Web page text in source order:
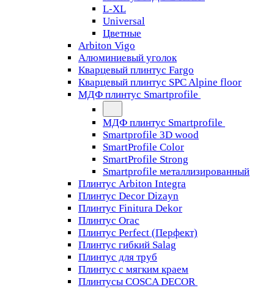
L-XL
Universal
Цветные
Arbiton Vigo
Алюминиевый уголок
Кварцевый плинтус Fargo
Кварцевый плинтус SPC Alpine floor
МДФ плинтус Smartprofile
МДФ плинтус Smartprofile
Smartprofile 3D wood
SmartProfile Color
SmartProfile Strong
Smartprofile металлизированный
Плинтус Arbiton Integra
Плинтус Decor Dizayn
Плинтус Finitura Dekor
Плинтус Orac
Плинтус Perfect (Перфект)
Плинтус гибкий Salag
Плинтус для труб
Плинтус с мягким краем
Плинтусы COSCA DECOR